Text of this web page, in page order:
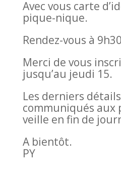
Avec vous carte
pique-nique.
Rendez-vous à
Merci de vous
jusqu’au jeudi 15.
Les derniers
communiqués aux
veille en fin de
A bientôt.
PY